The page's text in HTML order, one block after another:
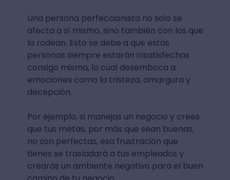
Una persona perfeccionista no solo se
afecta a sí mismo, sino también con los que
la rodean. Esto se debe a que estas
personas siempre estarán insatisfechas
consigo misma, lo cual desemboca a
emociones como la tristeza, amargura y
decepción.
Por ejemplo, si manejas un negocio y crees
que tus metas, por más que sean buenas,
no son perfectas, esa frustración que
tienes se trasladará a tus empleados y
crearás un ambiente negativo para el buen